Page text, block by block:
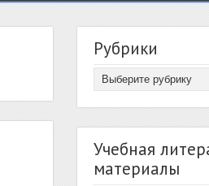
Рубрики
Учебная
материалы